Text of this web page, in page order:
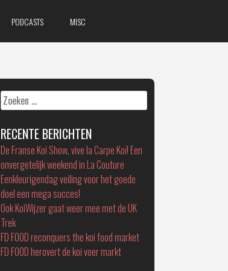
PODCASTS MISC
Zoeken
naar:
RECENTE BERICHTEN
De Franse Koi Show, vive la Carpe Koï! Een
onvergetelijk weekend in La Couture
Eenkleurigendag veiling voor het goede
doel een mega succes!
Ook KoiWijzer gaat weer mee met de UK
Trek
FD FOOD reconquers the koi food market
FD FOOD herovert de koi voer markt